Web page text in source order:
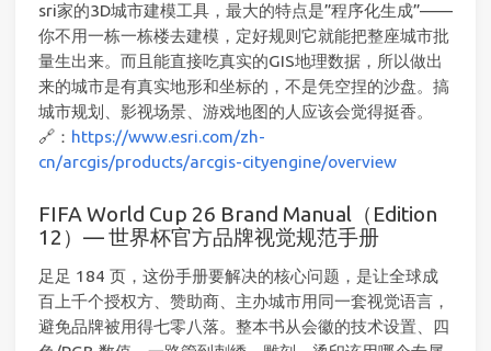
sri家的3D城市建模工具，最大的特点是”程序化生成”——
你不用一栋一栋楼去建模，定好规则它就能把整座城市批
量生出来。而且能直接吃真实的GIS地理数据，所以做出
来的城市是有真实地形和坐标的，不是凭空捏的沙盘。搞
城市规划、影视场景、游戏地图的人应该会觉得挺香。
🔗： https://www.esri.com/zh-
cn/arcgis/products/arcgis-cityengine/overview
FIFA World Cup 26 Brand Manual（Edition
12）— 世界杯官方品牌视觉规范手册
足足 184 页，这份手册要解决的核心问题，是让全球成
百上千个授权方、赞助商、主办城市用同一套视觉语言，
避免品牌被用得七零八落。整本书从会徽的技术设置、四